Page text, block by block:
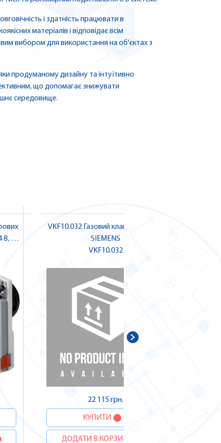
і здатність працювати в
матеріалів і відповідає всім
вибором для використання на об'єктах з
продуманому дизайну та інтуїтивно
що допомагає знижувати
середовище.
DC
VKF10.032 Газовий клапан фланц. |
SIEMENS
VKF10.032
22 115 грн.
КУПИТИ
ДОДАТИ В КОРЗИНУ